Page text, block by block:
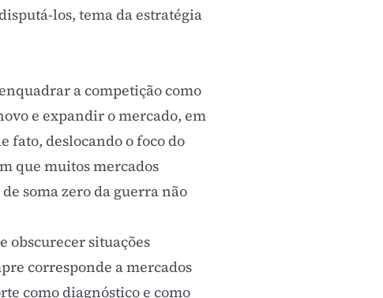
los, tema daestratégia
a competição como
e expandir o mercado, em
fato, deslocando o foco do
que muitos mercados
soma zero da guerra não
obscurecer situações
corresponde a mercados
como diagnóstico e como